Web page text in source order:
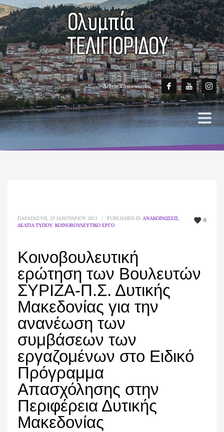
Δελτίο Επικοινωνίας
0
ΠΑΡΑΣΚΕΥΉ, 29 ΙΑΝΟΥΑΡΊΟΥ 2021 / PUBLISHED IN ΑΝΑΚΟΙΝΏΣΕΙΣ
ΔΕΛΤΊΑ ΤΎΠΟΥ, ΚΟΙΝΟΒΟΥΛΕΥΤΙΚΌ ΈΡΓΟ
Κοινοβουλευτική
ερώτηση των Βουλευτών
ΣΥΡΙΖΑ-Π.Σ. Δυτικής
Μακεδονίας για την
ανανέωση των
συμβάσεων των
εργαζομένων στο Ειδικό
Πρόγραμμα
Απασχόλησης στην
Περιφέρεια Δυτικής
Μακεδονίας